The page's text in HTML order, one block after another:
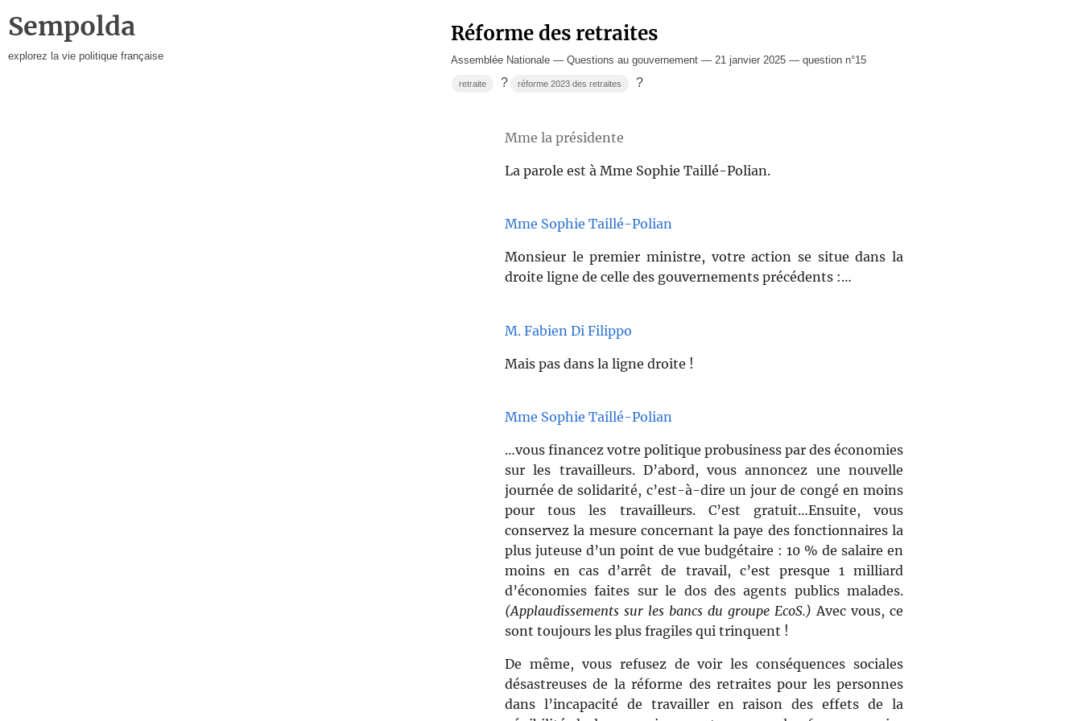
Sempolda
explorez la vie politique française
Réforme des retraites
Assemblée Nationale — Questions au gouvernement — 21 janvier 2025 — question n°15
retraite ? réforme 2023 des retraites ?
Mme la présidente
La parole est à Mme Sophie Taillé-Polian.
Mme Sophie Taillé-Polian
Monsieur le premier ministre, votre action se situe dans la
droite ligne de celle des gouvernements précédents :…
M. Fabien Di Filippo
Mais pas dans la ligne droite !
Mme Sophie Taillé-Polian
…vous financez votre politique probusiness par des économies
sur les travailleurs. D’abord, vous annoncez une nouvelle
journée de solidarité, c’est-à-dire un jour de congé en moins
pour tous les travailleurs. C’est gratuit…Ensuite, vous
conservez la mesure concernant la paye des fonctionnaires la
plus juteuse d’un point de vue budgétaire : 10 % de salaire en
moins en cas d’arrêt de travail, c’est presque 1 milliard
d’économies faites sur le dos des agents publics malades.
(Applaudissements sur les bancs du groupe EcoS.) Avec vous, ce
sont toujours les plus fragiles qui trinquent !
De même, vous refusez de voir les conséquences sociales
désastreuses de la réforme des retraites pour les personnes
dans l’incapacité de travailler en raison des effets de la